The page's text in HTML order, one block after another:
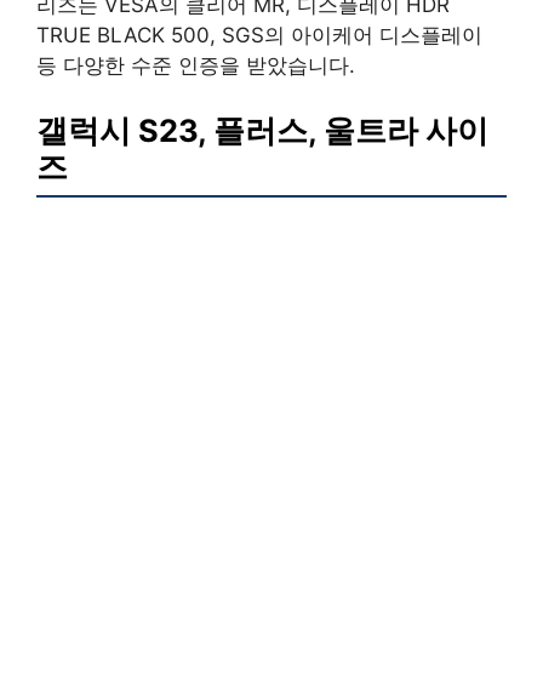
리즈는 VESA의 클리어 MR, 디스플레이 HDR
TRUE BLACK 500, SGS의 아이케어 디스플레이
등 다양한 수준 인증을 받았습니다.
갤럭시 S23, 플러스, 울트라 사이
즈